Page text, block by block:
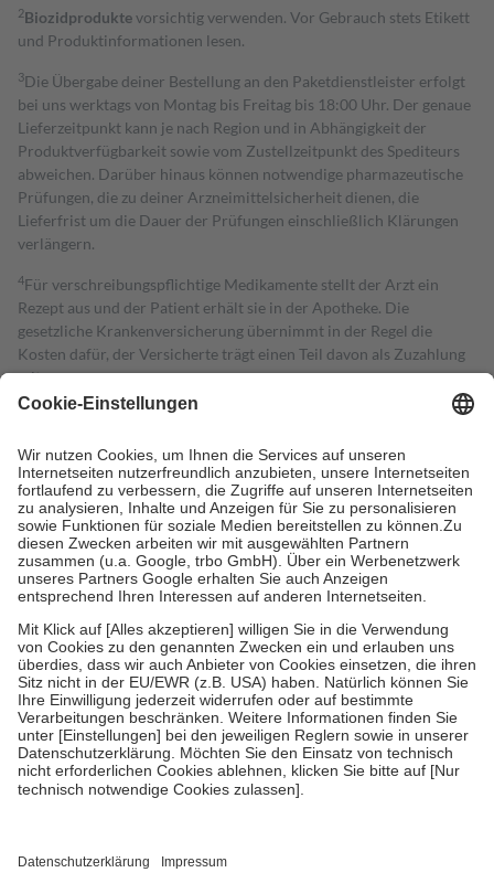
2Biozidproduktevorsichtig verwenden. Vor Gebrauch stets Etikett
und Produktinformationen lesen.
3Die Übergabe deiner Bestellung an den Paketdienstleister erfolgt
bei uns werktags von Montag bis Freitag bis 18:00 Uhr. Der genaue
Lieferzeitpunkt kann je nach Region und in Abhängigkeit der
Produktverfügbarkeit sowie vom Zustellzeitpunkt des Spediteurs
abweichen. Darüber hinaus können notwendige pharmazeutische
Prüfungen, die zu deiner Arzneimittelsicherheit dienen, die
Lieferfrist um die Dauer der Prüfungen einschließlich Klärungen
verlängern.
4Für verschreibungspflichtige Medikamente stellt der Arzt ein
Rezept aus und der Patient erhält sie in der Apotheke. Die
gesetzliche Krankenversicherung übernimmt in der Regel die
Kosten dafür, der Versicherte trägt einen Teil davon als Zuzahlung
mit.
Grundsätzlich leisten Mitglieder Zuzahlungen in Höhe von zehn
höchstens zehn Euro.
Es sind jedoch nie mehr als die tatsächlichen
Kosten der Leistung zu entrichten.
Diese Regeln gelten grundsätzlich auch für Online-Apotheken.
Bei Heilmitteln und häuslicher Krankenpflege beträgt die
Zuzahlung zehn Prozent der Kosten sowie zehn Euro je
Verordnung.
Um das Engagement der Versicherten für ihre eigene Gesundheit zu
stärken und die besondere Stellung der Familie zu unterstützen,
fallenkeine Zuzahlungenan bei:
• Kindern und Jugendlichen bis zum vollendeten 18. Lebensjahr
mit Ausnahme der Fahrkosten
• Untersuchungen zur Vorsorge und Früherkennung, die von der
GKV getragen werden
• empfohlenen Schutzimpfungen
• Harn- und Blutteststreifen
getroffen, um sicherzustellen, dass es sich um echte Bewertungen